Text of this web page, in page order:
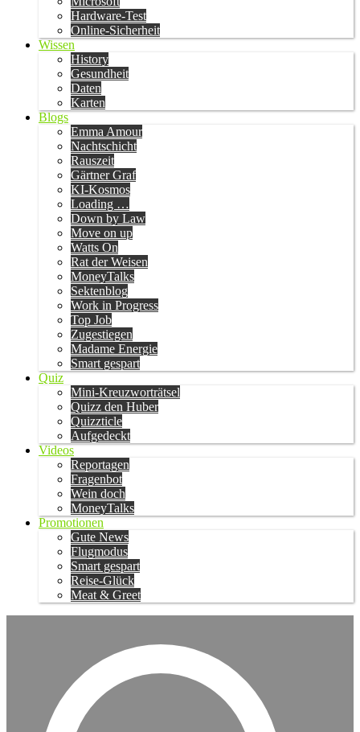
Hardware-Test
Online-Sicherheit
Wissen
History
Gesundheit
Daten
Karten
Blogs
Emma Amour
Nachtschicht
Rauszeit
Gärtner Graf
KI-Kosmos
Loading …
Down by Law
Move on up
Watts On
Rat der Weisen
MoneyTalks
Sektenblog
Work in Progress
Top Job
Zugestiegen
Madame Energie
Smart gespart
Quiz
Mini-Kreuzworträtsel
Quizz den Huber
Quizzticle
Aufgedeckt
Videos
Reportagen
Fragenbot
Wein doch
MoneyTalks
Promotionen
Gute News
Flugmodus
Smart gespart
Reise-Glück
Meat & Greet